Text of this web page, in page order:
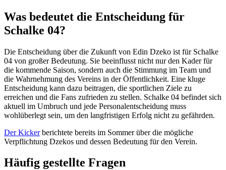
Was bedeutet die Entscheidung für
Schalke 04?
Die Entscheidung über die Zukunft von Edin Dzeko ist für Schalke
04 von großer Bedeutung. Sie beeinflusst nicht nur den Kader für
die kommende Saison, sondern auch die Stimmung im Team und
die Wahrnehmung des Vereins in der Öffentlichkeit. Eine kluge
Entscheidung kann dazu beitragen, die sportlichen Ziele zu
erreichen und die Fans zufrieden zu stellen. Schalke 04 befindet sich
aktuell im Umbruch und jede Personalentscheidung muss
wohlüberlegt sein, um den langfristigen Erfolg nicht zu gefährden.
Der Kickerberichtete bereits im Sommer über die mögliche
Verpflichtung Dzekos und dessen Bedeutung für den Verein.
Häufig gestellte Fragen